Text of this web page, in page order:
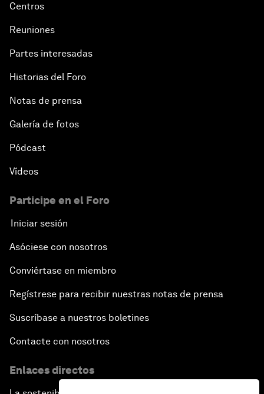
Centros
Reuniones
Partes interesadas
Historias del Foro
Notas de prensa
Galería de fotos
Pódcast
Vídeos
Participe en el Foro
Iniciar sesión
Asóciese con nosotros
Conviértase en miembro
Regístrese para recibir nuestras notas de prensa
Suscríbase a nuestros boletines
Contacte con nosotros
Enlaces directos